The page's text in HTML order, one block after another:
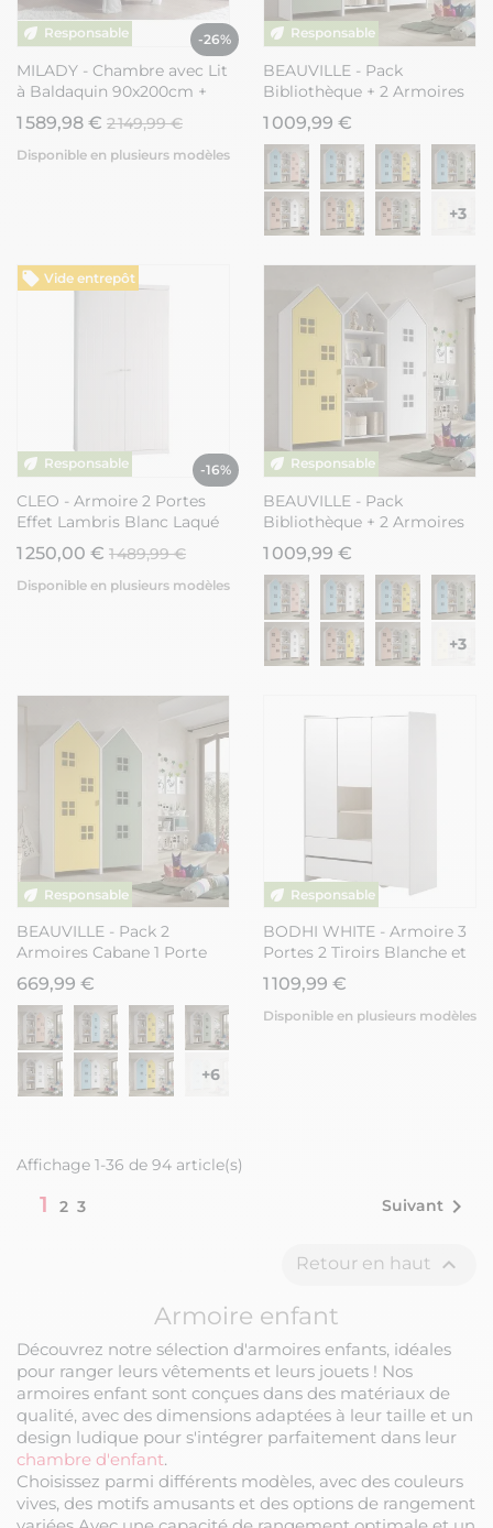
-26%
MILADY - Chambre avec Lit
à Baldaquin 90x200cm +
Sommier + Armoire 2P
1 589,98 € 2 149,99 €
Disponible en plusieurs modèles
BEAUVILLE - Pack
Bibliothèque + 2 Armoires
Cabane Portes Blanche et
Verte
1 009,99 €
+3
Vide entrepôt
-16%
CLEO - Armoire 2 Portes
Effet Lambris Blanc Laqué
1 250,00 € 1 489,99 €
Disponible en plusieurs modèles
BEAUVILLE - Pack
Bibliothèque + 2 Armoires
Cabane Portes Blanche et
Jaune
1 009,99 €
+3
BEAUVILLE - Pack 2
Armoires Cabane 1 Porte
Verte et Jaune
669,99 €
+6
BODHI WHITE - Armoire 3
Portes 2 Tiroirs Blanche et
Bois
1 109,99 €
Disponible en plusieurs modèles
Affichage 1-36 de 94 article(s)
1 2 3 Suivant 
Retour en haut 
Armoire enfant
Découvrez notre sélection d'armoires enfants, idéales
pour ranger leurs vêtements et leurs jouets ! Nos
armoires enfant sont conçues dans des matériaux de
qualité, avec des dimensions adaptées à leur taille et un
design ludique pour s'intégrer parfaitement dans leur
chambre d'enfant.
Choisissez parmi différents modèles, avec des couleurs
vives, des motifs amusants et des options de rangement